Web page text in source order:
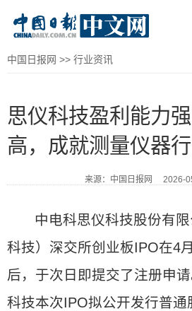
中国日报网 >> 行业资讯
思仪科技盈利能力
高，成就测量仪器
来源：中国日报网 2026-
中电科思仪科技股份有
科技）深交所创业板IPO在4
后，于次日即提交了注册申
科技本次IPO拟公开发行普